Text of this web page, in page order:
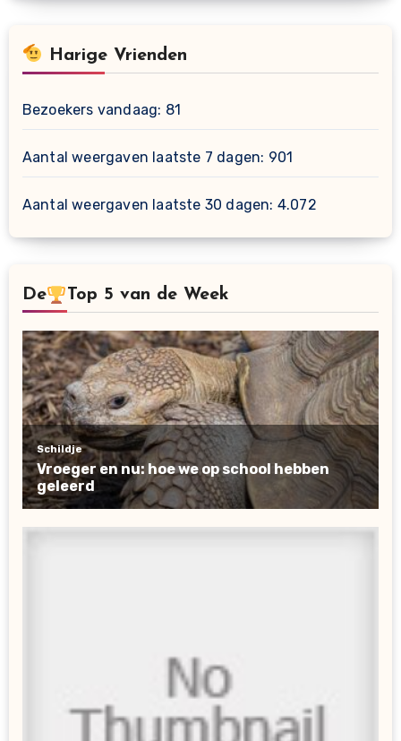
Harige Vrienden
Bezoekers vandaag: 81
Aantal weergaven laatste 7 dagen: 901
Aantal weergaven laatste 30 dagen: 4.072
De Top 5 van de Week